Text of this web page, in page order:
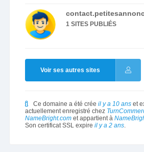
1 SITES PUBLIÉS
Voir ses autres sites
Ce domaine a été crée il y a 10 anset
actuellement enregistré chez
NameBright.comet appartient à
Son certificat SSL expire il y a 2 ans.